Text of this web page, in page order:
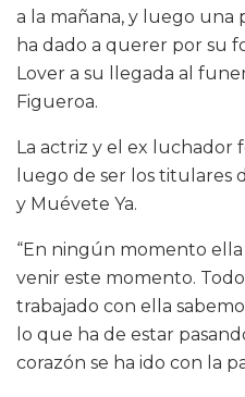
a la mañana, y luego una
ha dado a querer por su
Lover a su llegada al
Figueroa.
La actriz y el ex luchador
luego de ser los titulares
y Muévete Ya.
“En ningún momento
venir este momento.
trabajado con ella
lo que ha de estar
corazón se ha ido con la